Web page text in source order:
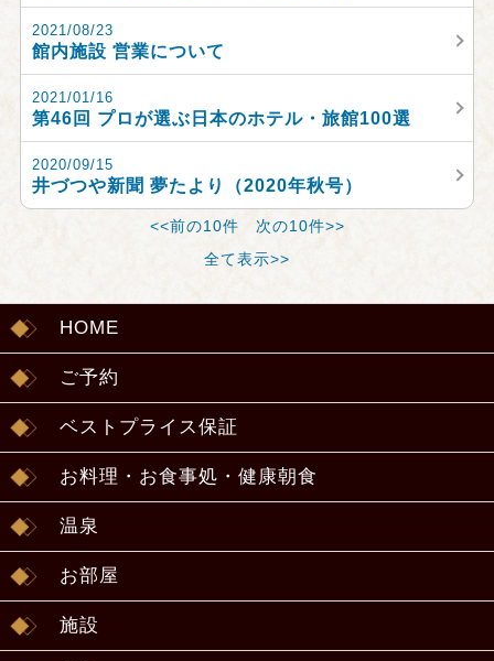
2021/08/23
館内施設 営業について
2021/01/16
第46回 プロが選ぶ日本のホテル・旅館100選
2020/09/15
井づつや新聞 夢たより（2020年秋号）
<<前の10件
次の10件>>
全て表示>>
HOME
ご予約
ベストプライス保証
お料理・お食事処・健康朝食
温泉
お部屋
施設